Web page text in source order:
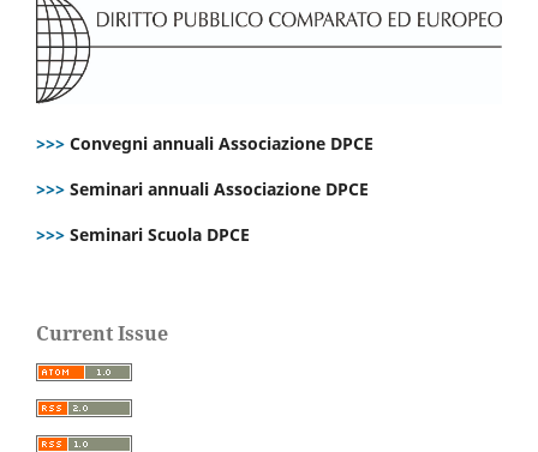
>>> Convegni annuali Associazione DPCE
>>> Seminari annuali Associazione DPCE
>>> Seminari Scuola DPCE
Current Issue